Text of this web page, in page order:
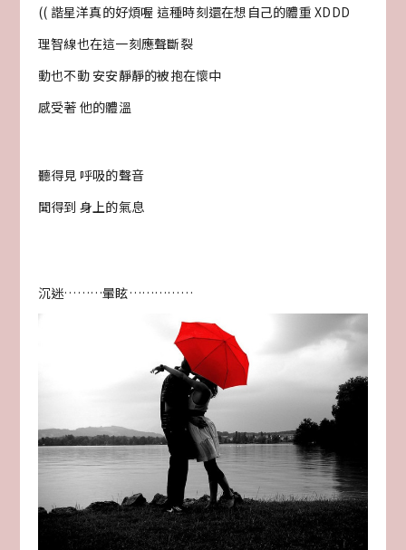
(( 諧星洋真的好煩喔 這種時刻還在想自己的體重 XDDD
理智線也在這一刻應聲斷裂
動也不動 安安靜靜的被抱在懷中
感受著 他的體溫
聽得見 呼吸的聲音
聞得到 身上的氣息
沉迷………暈眩……………